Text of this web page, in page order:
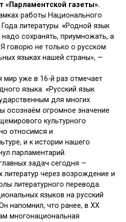
«Парламентской газеты».
работы Национального
литературы. «Родной язык
сохранять, приумножать, а
говорю не только о русском
языках нашей страны», —
мир уже в 16-й раз отмечает
языка. «Русский язык
для многих
огромное значение
культурного
относимся и
и к истории нашего
парламентарий.
задач сегодня —
через возрождение и
литературного перевода.
языков на русский
напомнил, что ранее, в XX
многонациональная